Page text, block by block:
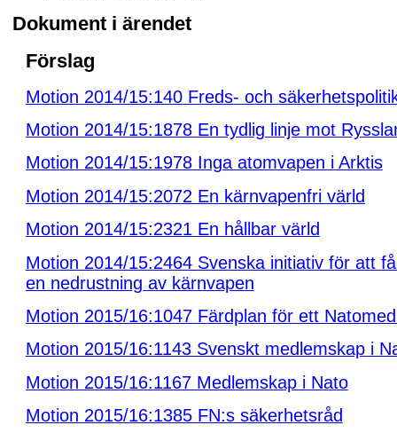
Dokument i ärendet
Förslag
Motion 2014/15:140 Freds- och
Motion 2014/15:1878 En tydlig linje mot
Motion 2014/15:1978 Inga atomvapen i Arktis
Motion 2014/15:2072 En kärnvapenfri värld
Motion 2014/15:2321 En hållbar värld
Motion 2014/15:2464 Svenska initiativ för att
en nedrustning av kärnvapen
Motion 2015/16:1047 Färdplan för ett
Motion 2015/16:1143 Svenskt medlemskap i
Motion 2015/16:1167 Medlemskap i Nato
Motion 2015/16:1385 FN:s säkerhetsråd